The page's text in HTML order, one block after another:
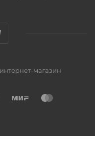
магазин